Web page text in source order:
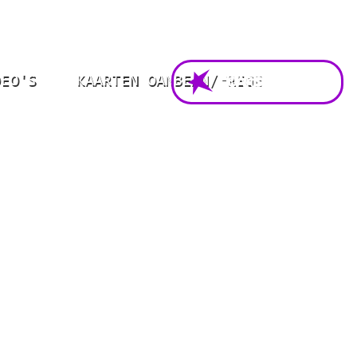
KAARTEN OANBEAN/FREGEFOARSTELLING